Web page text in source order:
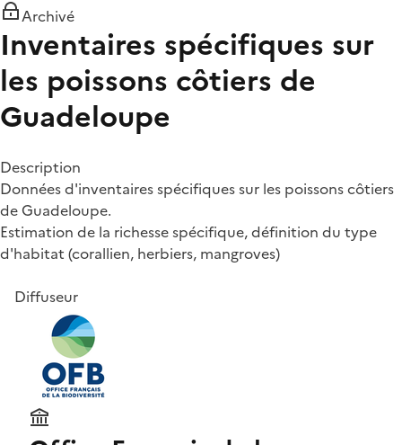
Archivé
Inventaires spécifiques sur
les poissons côtiers de
Guadeloupe
Description
Données d'inventaires spécifiques sur les poissons côtiers
de Guadeloupe.
Estimation de la richesse spécifique, définition du type
d'habitat (corallien, herbiers, mangroves)
Diffuseur